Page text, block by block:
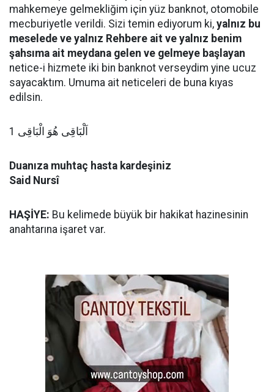
mahkemeye gelmekliğim için yüz banknot, otomobile
mecburiyetle verildi. Sizi temin ediyorum ki, yalnız bu
meselede ve yalnız Rehbere ait ve yalnız benim
şahsıma ait meydana gelen ve gelmeye başlayan
netice-i hizmete iki bin banknot verseydim yine ucuz
sayacaktım. Umuma ait neticeleri de buna kıyas
edilsin.
اَلْبَاقِى هُوَ الْبَاقِى 1
Duanıza muhtaç hasta kardeşiniz
Said Nursî
HAŞİYE: Bu kelimede büyük bir hakikat hazinesinin
anahtarına işaret var.